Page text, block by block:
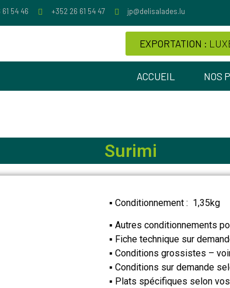
54 46 +352 26 61 54 47 jp@delisalades.lu
EXPORTATION :
ACCUEIL NOS
Surimi
▪ Conditionnement : 1,35kg
▪ Autres conditionnements
▪ Fiche technique sur
▪ Conditions grossistes –
▪ Conditions sur demande
▪ Plats spécifiques selon